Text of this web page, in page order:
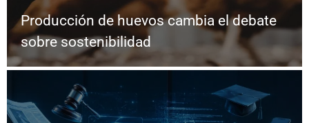
Producción de huevos cambia el debate
sobre sostenibilidad